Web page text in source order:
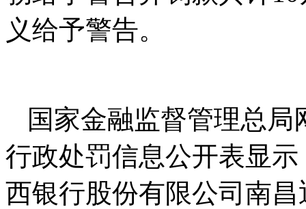
义给予警告。
国家金融监督管理总局
行政处罚信息公开表显
西银行股份有限公司南